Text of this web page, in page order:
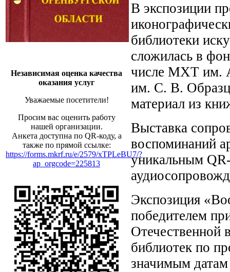
Независимая оценка качества
оказания услуг
Уважаемые посетители!
Просим вас оценить работу
нашей организации.
Анкета доступна по QR-коду, а
также по прямой ссылке:
https://forms.mkrf.ru/e/2579/xTPLeBU7/?
ap_orgcode=225813
В экспозиции
библиотеки
сложилась в
числе МХТ им.
им. С. В.
материал из
Выставка
воспоминаний
уникальным
Экспозиция
победителем
Отечественной
библиотек по
значимым датам